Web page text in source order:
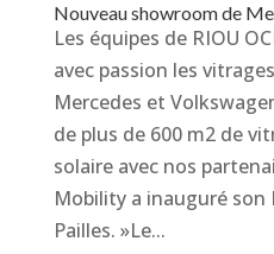
Nouveau showroom de
Les équipes de RIOU
avec passion les
Mercedes et
de plus de 600 m2 de
solaire avec nos
Mobility a inauguré son
Pailles. »Le...